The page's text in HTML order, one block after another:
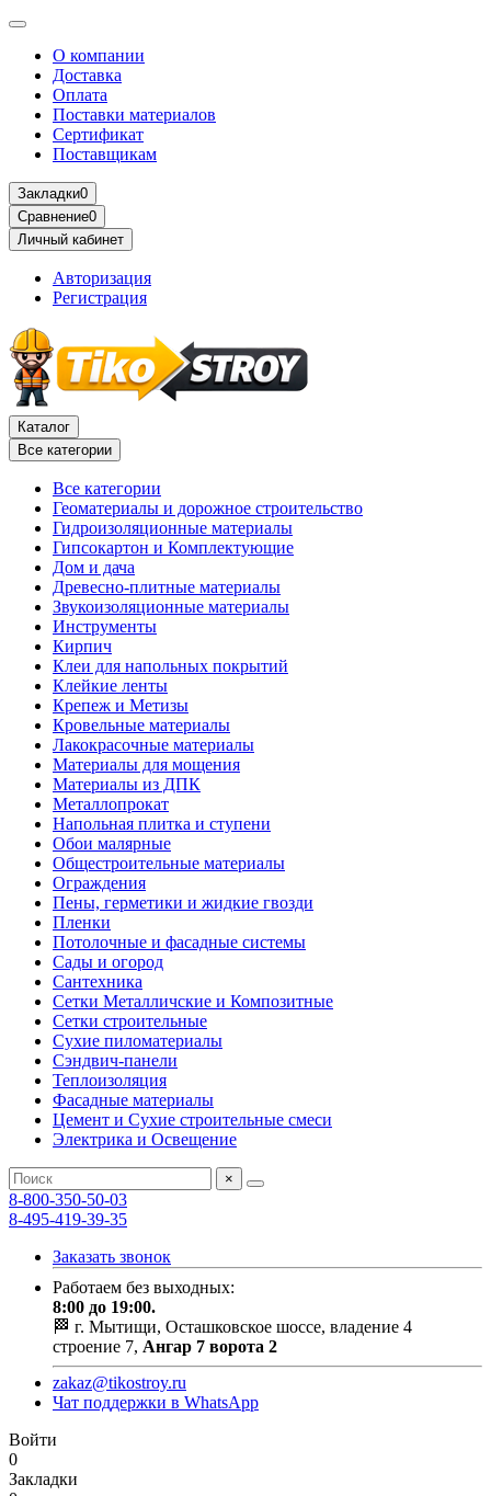
О компании
Доставка
Оплата
Поставки материалов
Сертификат
Поставщикам
Закладки0
Сравнение0
Личный кабинет
Авторизация
Регистрация
Каталог
Все категории
Все категории
Геоматериалы и дорожное строительство
Гидроизоляционные материалы
Гипсокартон и Комплектующие
Дом и дача
Древесно-плитные материалы
Звукоизоляционные материалы
Инструменты
Кирпич
Клеи для напольных покрытий
Клейкие ленты
Крепеж и Метизы
Кровельные материалы
Лакокрасочные материалы
Материалы для мощения
Материалы из ДПК
Металлопрокат
Напольная плитка и ступени
Обои малярные
Общестроительные материалы
Ограждения
Пены, герметики и жидкие гвозди
Пленки
Потолочные и фасадные системы
Сады и огород
Сантехника
Сетки Металличские и Композитные
Сетки строительные
Сухие пиломатериалы
Сэндвич-панели
Теплоизоляция
Фасадные материалы
Цемент и Сухие строительные смеси
Электрика и Освещение
×
8-800-350-50-03
8-495-419-39-35
Заказать звонок
Работаем без выходных:
8:00 до 19:00.
🏁 г. Мытищи, Осташковское шоссе, владение 4
строение 7, Ангар 7 ворота 2
zakaz@tikostroy.ru
Чат поддержки в WhatsApp
Войти
0
Закладки